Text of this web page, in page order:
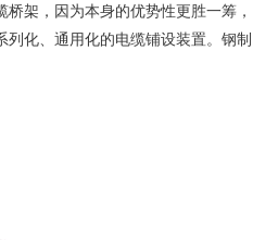
架，因为本身的优势性更胜一筹，
化、通用化的电缆铺设装置。钢制